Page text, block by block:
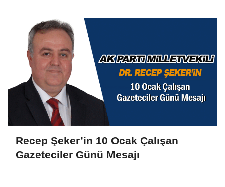
Recep Şeker’in 10 Ocak Çalışan
Gazeteciler Günü Mesajı